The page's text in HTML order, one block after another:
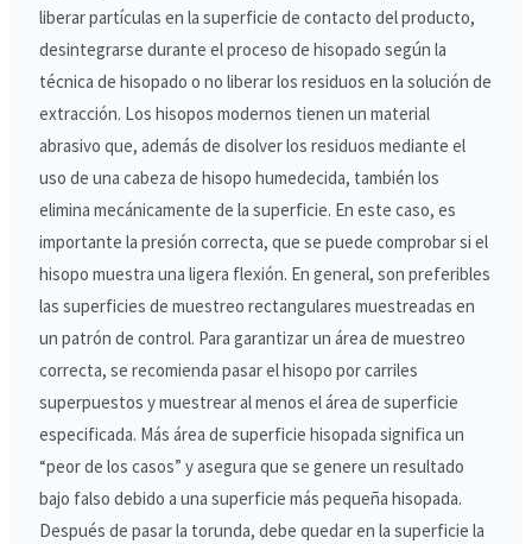
liberar partículas en la superficie de contacto del producto,
desintegrarse durante el proceso de hisopado según la
técnica de hisopado o no liberar los residuos en la solución de
extracción. Los hisopos modernos tienen un material
abrasivo que, además de disolver los residuos mediante el
uso de una cabeza de hisopo humedecida, también los
elimina mecánicamente de la superficie. En este caso, es
importante la presión correcta, que se puede comprobar si el
hisopo muestra una ligera flexión. En general, son preferibles
las superficies de muestreo rectangulares muestreadas en
un patrón de control. Para garantizar un área de muestreo
correcta, se recomienda pasar el hisopo por carriles
superpuestos y muestrear al menos el área de superficie
especificada. Más área de superficie hisopada significa un
“peor de los casos” y asegura que se genere un resultado
bajo falso debido a una superficie más pequeña hisopada.
Después de pasar la torunda, debe quedar en la superficie la